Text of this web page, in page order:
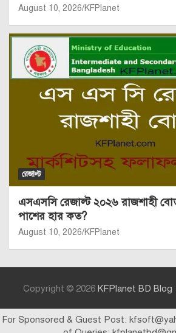
August 10, 2026 KFPlanet
রেজাল্ট
এসএসসি রেজাল্ট ২০২৬ রাজশাহী
পাশের হার কত?
August 10, 2026 KFPlanet
Copyright © 2026 KFPlanet BD Blog
For Sponsored & Guest Post: